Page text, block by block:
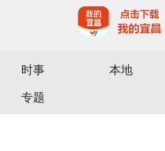
时事
本地
专题